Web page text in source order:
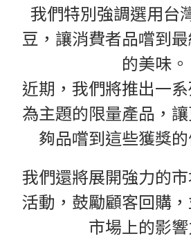
我們特別強調選用台
豆，讓消費者品嚐到
的美味。
近期，我們將推出一
為主題的限量產品，
夠品嚐到這些獲獎
我們還將展開強力的
活動，鼓勵顧客回購
市場上的影響